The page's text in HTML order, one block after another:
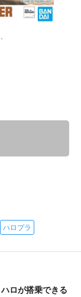
ハロプラ
ロが搭乗できる